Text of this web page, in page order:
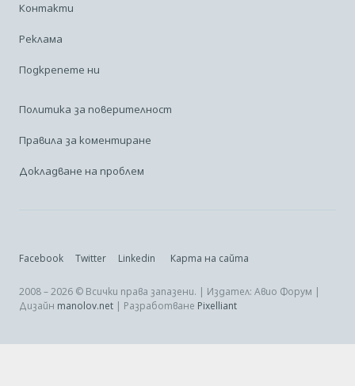
Контакти
Реклама
Подкрепете ни
Политика за поверителност
Правила за коментиране
Докладване на проблем
Facebook Twitter Linkedin Карта на сайта
2008 – 2026 © Всички права запазени. | Издател: Авио Форум |
Дизайн manolov.net | Разработване Pixelliant